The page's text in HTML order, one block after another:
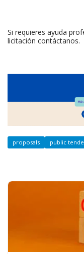
Si requieres ayuda
licitación contáctanos.
proposals public